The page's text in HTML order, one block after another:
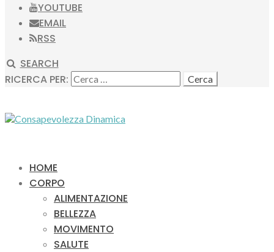
YOUTUBE
EMAIL
RSS
SEARCH
RICERCA PER:
HOME
CORPO
ALIMENTAZIONE
BELLEZZA
MOVIMENTO
SALUTE